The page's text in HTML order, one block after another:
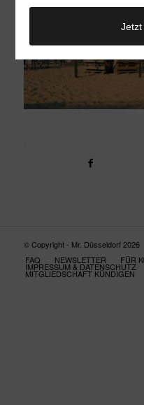
© Copyright - Mr. Düsseldorf 2026
FAQ
NEWSLETTER FÜR
IMPRESSUM & DATENSCHUTZ
MITGLIEDSCHAFT KÜNDIGEN